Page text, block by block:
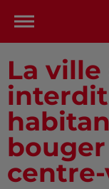
La ville
interdit